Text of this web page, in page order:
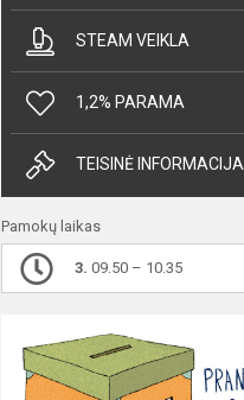
STEAM VEIKLA
1,2% PARAMA
TEISINĖ INFORMACIJA
Pamokų laikas
3. 09.50 – 10.35